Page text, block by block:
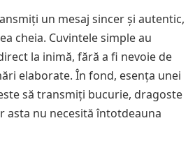
un mesaj sincer și autentic,
cheia. Cuvintele simple au
la inimă, fără a fi nevoie de
elaborate. În fond, esența unei
să transmiți bucurie, dragoste
asta nu necesită întotdeauna